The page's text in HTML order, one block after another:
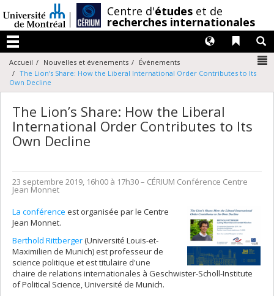
au
contenu
Centre d'études et de
recherches internationales
Menu
Liens
Langues
Accueil Nouvelles et évenements
Événements
The Lion’s Share: How the Liberal International Order Contributes to Its
Own Decline
The Lion’s Share: How the Liberal
International Order Contributes to Its
Own Decline
23 septembre 2019, 16h00 à 17h30– CÉRIUM Conférence Centre
Jean Monnet
La conférence est organisée par le Centre
Jean Monnet.
Berthold Rittberger(Université Louis-et-
Maximilien de Munich) est professeur de
science politique et est titulaire d'une
chaire de relations internationales à Geschwister-Scholl-Institute
of Political Science, Université de Munich.